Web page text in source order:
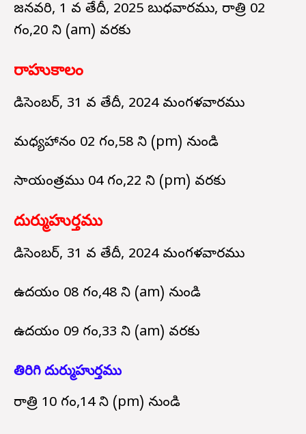
జనవరి, 1 వ తేదీ, 2025 బుధవారము, రాత్రి 02
గం,20 ని (am) వరకు
రాహుకాలం
డిసెంబర్, 31 వ తేదీ, 2024 మంగళవారము
మధ్యహానం 02 గం,58 ని (pm) నుండి
సాయంత్రము 04 గం,22 ని (pm) వరకు
దుర్ముహుర్తము
డిసెంబర్, 31 వ తేదీ, 2024 మంగళవారము
ఉదయం 08 గం,48 ని (am) నుండి
ఉదయం 09 గం,33 ని (am) వరకు
తిరిగి దుర్ముహుర్తము
రాత్రి 10 గం,14 ని (pm) నుండి